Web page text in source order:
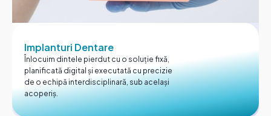
Implanturi Dentare
Înlocuim dintele pierdut cu o soluție fixă,
planificată digital și executată cu precizie
de o echipă interdisciplinară, sub același
acoperiș.